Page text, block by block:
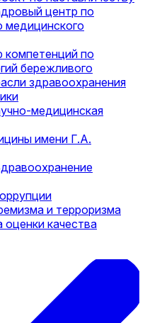
центр по
медицинского
компетенций по
бережливого
здравоохранения
медицинская
имени Г.А.
и терроризма
оценки качества